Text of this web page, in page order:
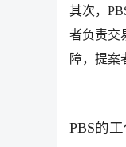
其次，
者负责交
障，提案
PBS的